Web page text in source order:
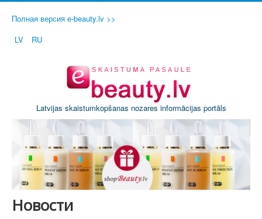
Полная версия e-beauty.lv >>
LV
RU
Latvijas skaistumkopšanas nozares informācijas portāls
Новости